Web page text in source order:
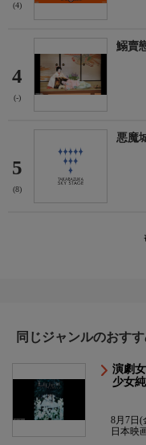
(4)
4
(-)
鰯賣
5
(8)
悪魔
同じジャンルのおすす
演劇
少女
8月7日(
日本映